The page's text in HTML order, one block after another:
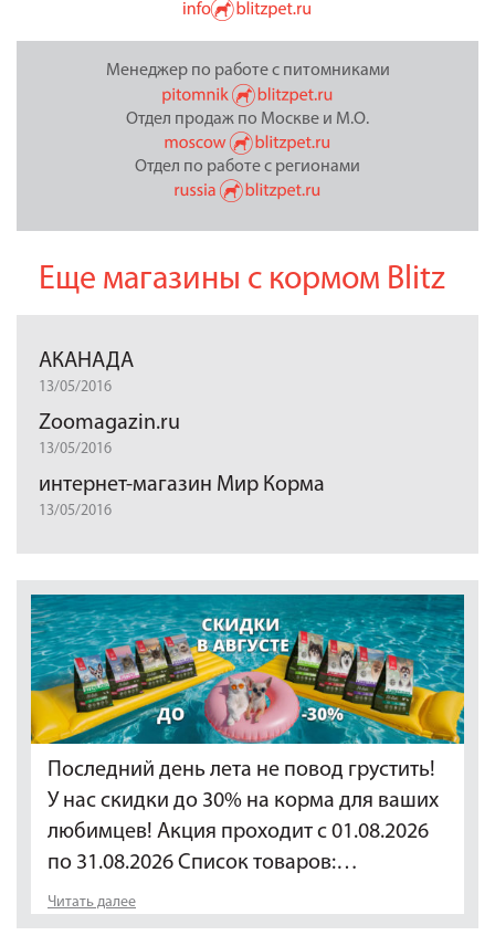
Менеджер по работе с питомниками
Отдел продаж по Москве и М.О.
Отдел по работе с регионами
Еще магазины с кормом Blitz
АКАНАДА
13/05/2016
Zoomagazin.ru
13/05/2016
интернет-магазин Мир Корма
13/05/2016
Последний день лета не повод грустить!
У нас скидки до 30% на корма для ваших
любимцев! Акция проходит с 01.08.2026
по 31.08.2026 Список товаров:…
Читать далее